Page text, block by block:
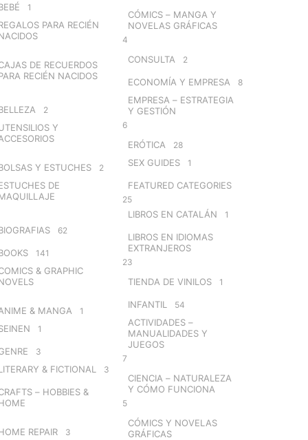
1
PARA RECIÉN
DE RECUERDOS
RECIÉN NACIDOS
2
Y
Y ESTUCHES 2
DE
62
141
& GRAPHIC
& MANGA 1
1
3
& FICTIONAL 3
– HOBBIES &
REPAIR 3
CÓMICS – MANGA Y
NOVELAS GRÁFICAS
4
CONSULTA 2
ECONOMÍA Y EMPRESA 8
EMPRESA – ESTRATEGIA
Y GESTIÓN
6
ERÓTICA 28
SEX GUIDES 1
FEATURED CATEGORIES
25
LIBROS EN CATALÁN 1
LIBROS EN IDIOMAS
EXTRANJEROS
23
TIENDA DE VINILOS 1
INFANTIL 54
ACTIVIDADES –
MANUALIDADES Y
JUEGOS
7
CIENCIA – NATURALEZA
Y CÓMO FUNCIONA
5
CÓMICS Y NOVELAS
GRÁFICAS